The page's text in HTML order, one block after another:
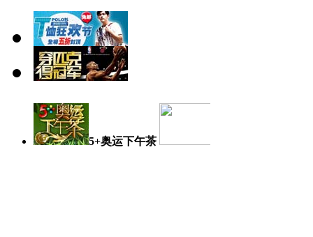
5+奥运下午茶